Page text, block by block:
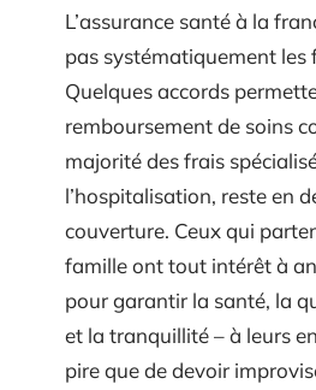
L’assurance santé à la
pas systématiquement les
Quelques accords
remboursement de soins
majorité des frais
l’hospitalisation, reste en
couverture. Ceux qui
famille ont tout intérêt à
pour garantir la santé, la
et la tranquillité – à leurs
pire que de devoir